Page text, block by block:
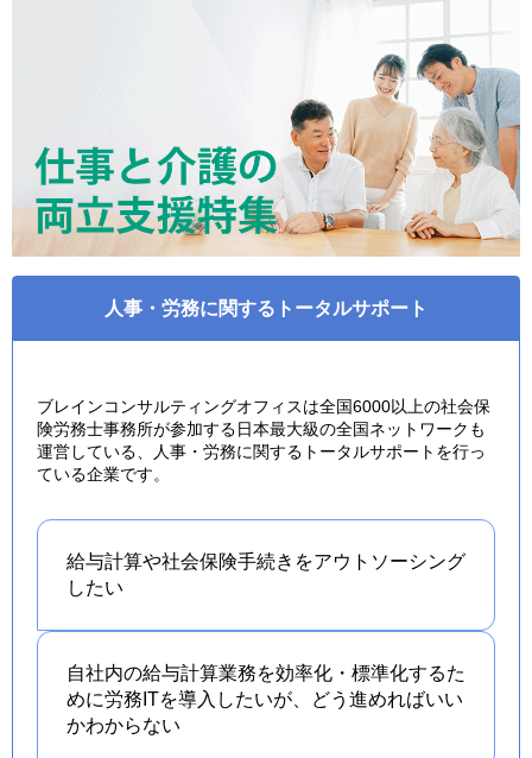
人事・労務に関するトータルサポート
ブレインコンサルティングオフィスは全国6000以上の社会保
険労務士事務所が参加する日本最大級の全国ネットワークも
運営している、人事・労務に関するトータルサポートを行っ
ている企業です。
給与計算や社会保険手続きをアウトソーシング
したい
自社内の給与計算業務を効率化・標準化するた
めに労務ITを導入したいが、どう進めればいい
かわからない